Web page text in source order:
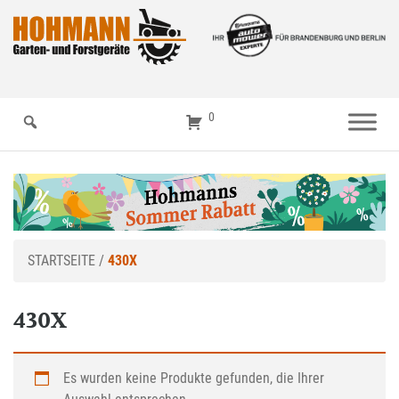
0
STARTSEITE / 430X
430X
Es wurden keine Produkte gefunden, die Ihrer